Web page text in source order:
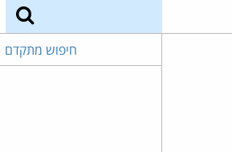
חיפוש מתקדם